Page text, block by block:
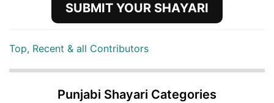
SUBMIT YOUR SHAYARI
Top, Recent & all Contributors
Punjabi Shayari Categories